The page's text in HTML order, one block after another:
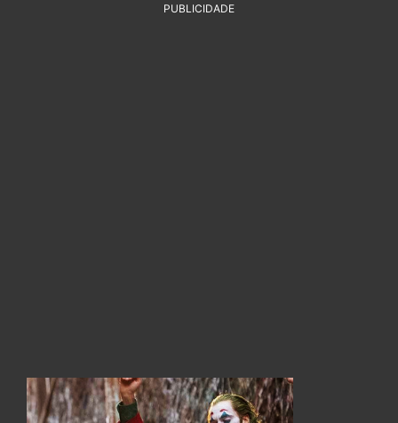
PUBLICIDADE